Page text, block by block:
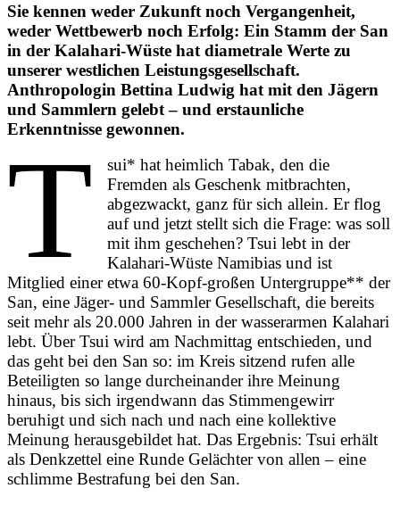
Sie kennen weder Zukunft noch Vergangenheit,
weder Wettbewerb noch Erfolg: Ein Stamm der San
in der Kalahari-Wüste hat diametrale Werte zu
unserer westlichen Leistungsgesellschaft.
Anthropologin Bettina Ludwig hat mit den Jägern
und Sammlern gelebt – und erstaunliche
Erkenntnisse gewonnen.
T
sui* hat heimlich Tabak, den die
Fremden als Geschenk mitbrachten,
abgezwackt, ganz für sich allein. Er flog
auf und jetzt stellt sich die Frage: was soll
mit ihm geschehen? Tsui lebt in der
Kalahari-Wüste Namibias und ist
Mitglied einer etwa 60-Kopf-großen Untergruppe** der
San, eine Jäger- und Sammler Gesellschaft, die bereits
seit mehr als 20.000 Jahren in der wasserarmen Kalahari
lebt. Über Tsui wird am Nachmittag entschieden, und
das geht bei den San so: im Kreis sitzend rufen alle
Beteiligten so lange durcheinander ihre Meinung
hinaus, bis sich irgendwann das Stimmengewirr
beruhigt und sich nach und nach eine kollektive
Meinung herausgebildet hat. Das Ergebnis: Tsui erhält
als Denkzettel eine Runde Gelächter von allen – eine
schlimme Bestrafung bei den San.